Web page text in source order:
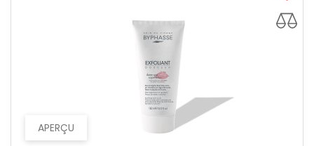
APERÇU